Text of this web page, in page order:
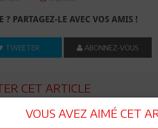
? PARTAGEZ-LE AVEC VOS AMIS !
TWEETER ABONNEZ-VOUS
CET ARTICLE
0
VOUS AVEZ AIMÉ CET